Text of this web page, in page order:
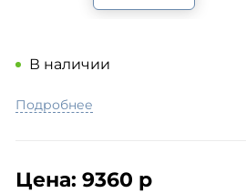
В наличии
Подробнее
Цена: 9360 р